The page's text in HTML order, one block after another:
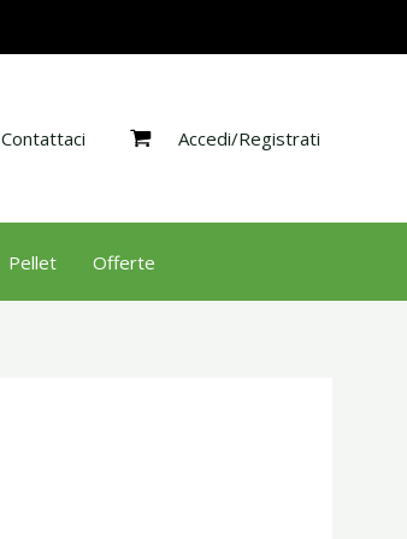
Contattaci Accedi/Registrati
Pellet Offerte